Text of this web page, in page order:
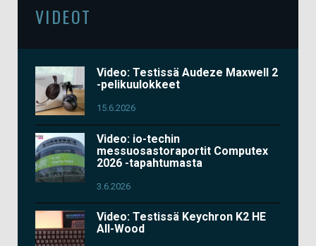
VIDEOT
Video: Testissä Audeze Maxwell 2
-pelikuulokkeet
15.6.2026
Video: io-techin
messuosastoraportit Computex
2026 -tapahtumasta
3.6.2026
Video: Testissä Keychron K2 HE
All-Wood